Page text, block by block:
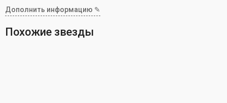
Дополнить информацию ✎
Похожие звезды